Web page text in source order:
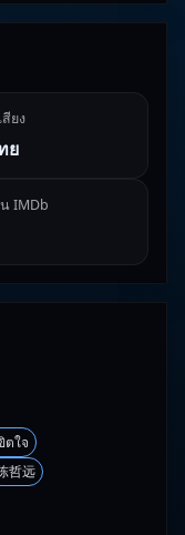
ยง
ย
IMDb
ตใจ
哲远